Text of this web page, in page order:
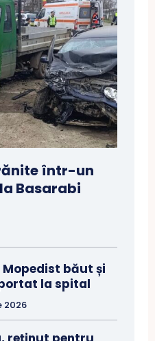
într-un
Basarabi
băut și
la spital
2026